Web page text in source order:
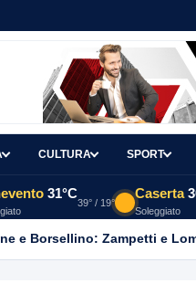
CULTURA SPORT
31°C
39° / 19°
Caserta
Soleggiato
suo appartamento in una